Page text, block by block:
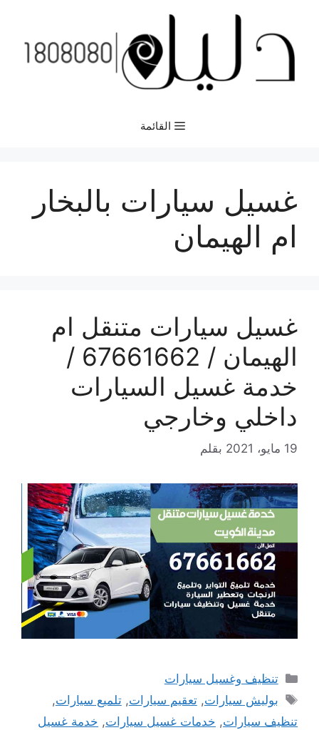
المحتوى
القائمة
غسيل سيارات بالبخار
ام الهيمان
غسيل سيارات متنقل ام
الهيمان / 67661662 /
خدمة غسيل السيارات
داخلي وخارجي
19 مايو، 2021 بقلم
التصنيفات
تنظيف وغسيل سيارات
الوسوم
بوليش سيارات,تعقيم سيارات,تلميع سيارات,
تنظيف سيارات, خدمات غسيل سيارات, خدمة غسيل